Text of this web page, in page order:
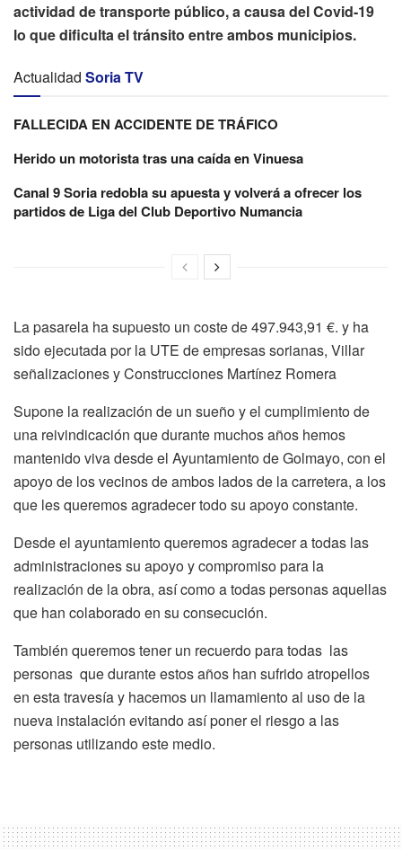
actividad de transporte público, a causa del Covid-19
lo que dificulta el tránsito entre ambos municipios.
Actualidad Soria TV
FALLECIDA EN ACCIDENTE DE TRÁFICO
Herido un motorista tras una caída en Vinuesa
Canal 9 Soria redobla su apuesta y volverá a ofrecer los
partidos de Liga del Club Deportivo Numancia
La pasarela ha supuesto un coste de 497.943,91 €. y ha
sido ejecutada por la UTE de empresas sorianas, Villar
señalizaciones y Construcciones Martínez Romera
Supone la realización de un sueño y el cumplimiento de
una reivindicación que durante muchos años hemos
mantenido viva desde el Ayuntamiento de Golmayo, con el
apoyo de los vecinos de ambos lados de la carretera, a los
que les queremos agradecer todo su apoyo constante.
Desde el ayuntamiento queremos agradecer a todas las
administraciones su apoyo y compromiso para la
realización de la obra, así como a todas personas aquellas
que han colaborado en su consecución.
También queremos tener un recuerdo para todas las
personas que durante estos años han sufrido atropellos
en esta travesía y hacemos un llamamiento al uso de la
nueva instalación evitando así poner el riesgo a las
personas utilizando este medio.